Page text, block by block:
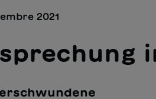
2021